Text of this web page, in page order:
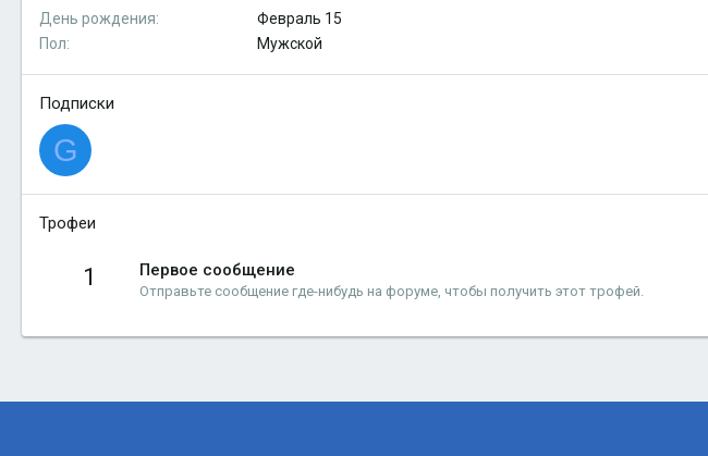
День рождения
Февраль 15
Пол
Мужской
Подписки
G
Трофеи
1 Первое сообщение
Отправьте сообщение где-нибудь на форуме, чтобы получить этот трофей.